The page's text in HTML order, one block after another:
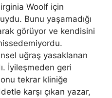
Woolf için
Bunu yaşamadığı
görüyor ve kendisini
uğraş yasaklanan
İyileşmeden geri
tekrar kliniğe
karşı çıkan yazar,